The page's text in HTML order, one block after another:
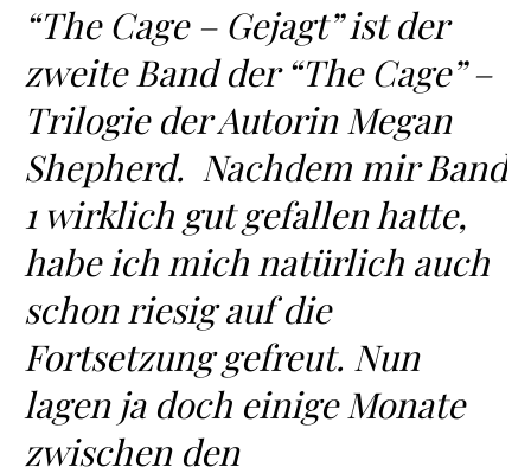
“The Cage – Gejagt” ist der
zweite Band der “The Cage” –
Trilogie der Autorin Megan
Shepherd. Nachdem mir Band
1 wirklich gut gefallen hatte,
habe ich mich natürlich auch
schon riesig auf die
Fortsetzung gefreut. Nun
lagen ja doch einige Monate
zwischen den